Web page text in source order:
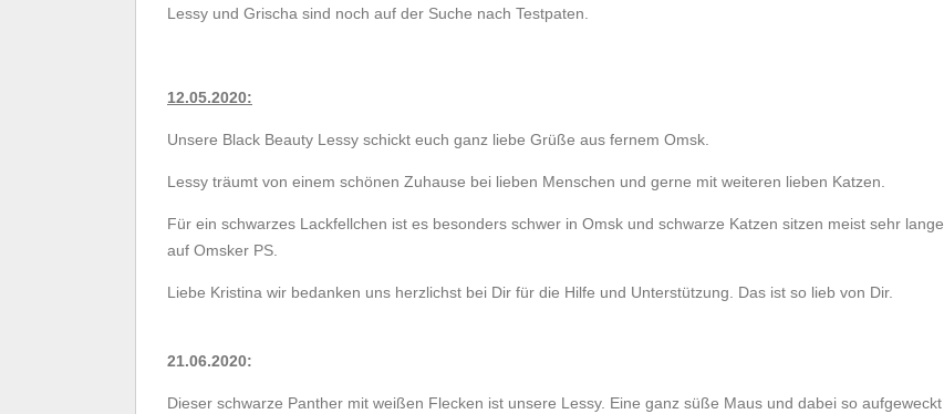
Lessy und Grischa sind noch auf der Suche nach Testpaten.
12.05.2020:
Unsere Black Beauty Lessy schickt euch ganz liebe Grüße aus fernem Omsk.
Lessy träumt von einem schönen Zuhause bei lieben Menschen und gerne mit weiteren lieben Katzen.
Für ein schwarzes Lackfellchen ist es besonders schwer in Omsk und schwarze Katzen sitzen meist sehr lange
auf Omsker PS.
Liebe Kristina wir bedanken uns herzlichst bei Dir für die Hilfe und Unterstützung. Das ist so lieb von Dir.
21.06.2020:
Dieser schwarze Panther mit weißen Flecken ist unsere Lessy. Eine ganz süße Maus und dabei so aufgeweckt